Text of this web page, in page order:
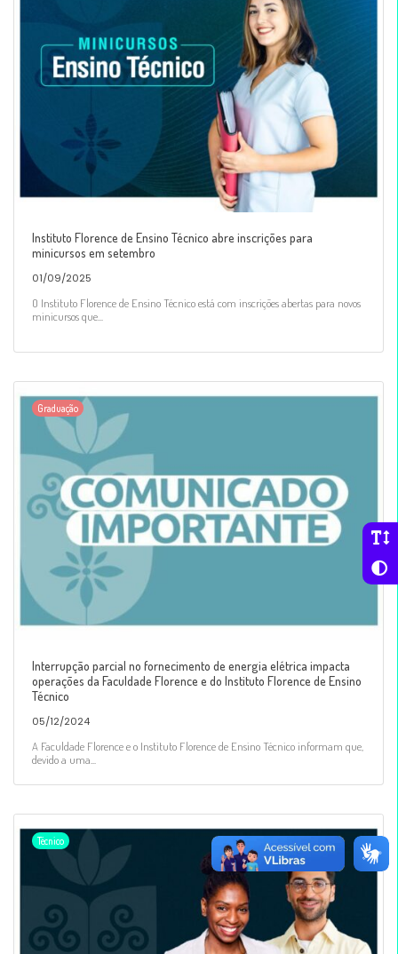
Instituto Florence de Ensino Técnico abre inscrições para
minicursos em setembro
01/09/2025
O Instituto Florence de Ensino Técnico está com inscrições abertas para novos
minicursos que...
Graduação
Interrupção parcial no fornecimento de energia elétrica impacta
operações da Faculdade Florence e do Instituto Florence de Ensino
Técnico
05/12/2024
A Faculdade Florence e o Instituto Florence de Ensino Técnico informam que,
devido a uma...
Técnico